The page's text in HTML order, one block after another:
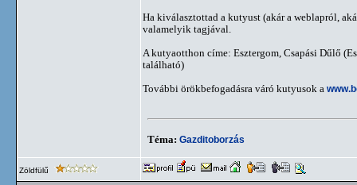
Ha kiválasztottad a kutyust (akár a weblapról,
valamelyik tagjával.
A kutyaotthon címe: Esztergom, Csapási Dűlő
található)
További örökbefogadásra váró kutyusok a
Téma: Gazditoborzás
Zöldfülű